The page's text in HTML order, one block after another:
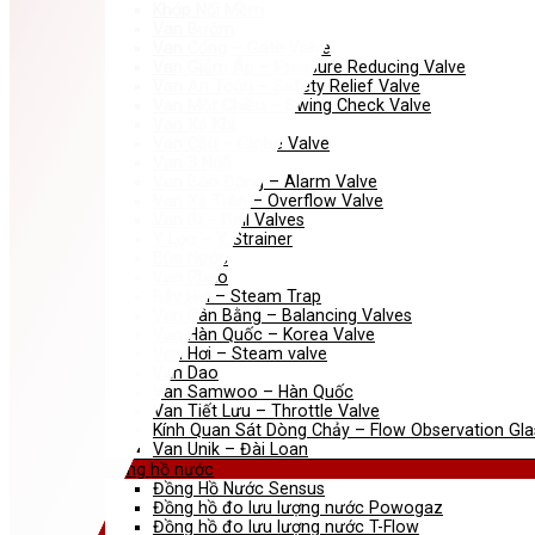
Van Cổng – Gate Valve
Van Giảm Áp – Pressure Reducing Valve
Van An Toàn – Safety Relief Valve
Van Một Chiều – Swing Check Valve
Van Cầu – Globe Valve
Van Báo Động – Alarm Valve
Van Xả Tràn – Overflow Valve
Van Bi – Ball Valves
Y Lọc – Y Strainer
Búa Nước
Van Phao
Bẫy Hơi – Steam Trap
Van Cân Bằng – Balancing Valves
Van Hàn Quốc – Korea Valve
Van Hơi – Steam valve
Van Dao
Van Samwoo – Hàn Quốc
Van Tiết Lưu – Throttle Valve
Kính Quan Sát Dòng Chảy – Flow Observation
Van Unik – Đài Loan
Đồng hồ nước
Đồng Hồ Nước Sensus
Đồng hồ đo lưu lượng nước Powogaz
Đồng hồ đo lưu lượng nước T-Flow